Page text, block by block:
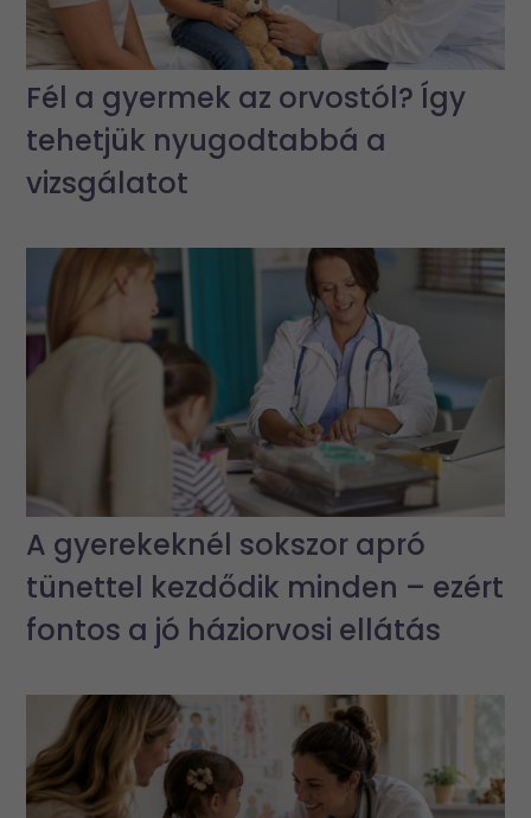
Fél a gyermek az orvostól? Így
tehetjük nyugodtabbá a
vizsgálatot
A gyerekeknél sokszor apró
tünettel kezdődik minden – ezért
fontos a jó háziorvosi ellátás